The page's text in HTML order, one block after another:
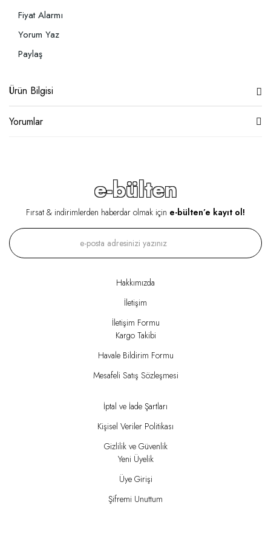
Fiyat Alarmı
Yorum Yaz
Paylaş
Ürün Bilgisi
Yorumlar
e-bülten
Fırsat & indirimlerden haberdar olmak için e-bülten’e kayıt ol!
Hakkımızda
İletişim
İletişim Formu
Kargo Takibi
Havale Bildirim Formu
Mesafeli Satış Sözleşmesi
İptal ve İade Şartları
Kişisel Veriler Politikası
Gizlilik ve Güvenlik
Yeni Üyelik
Üye Girişi
Şifremi Unuttum